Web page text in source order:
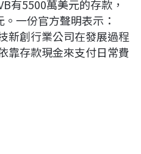
有5500萬美元的存款，
一份官方聲明表示：
新創行業公司在發展過程
靠存款現金來支付日常費